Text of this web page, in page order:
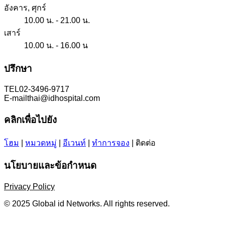
อังคาร, ศุกร์
10.00 น. - 21.00 น.
เสาร์
10.00 น. - 16.00 น
ปรึกษา
TEL02-3496-9717
E-mail thai@idhospital.com
คลิกเพื่อไปยัง
โฮม หมวดหมู่ อีเวนท์ ทำการจอง ติดต่อ
นโยบายและข้อกำหนด
Privacy Policy
© 2025 Global id Networks. All rights reserved.